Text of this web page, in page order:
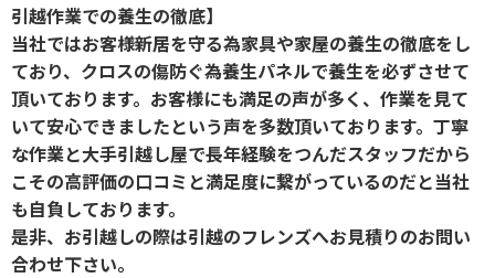
引越作業での養生の徹底】
当社ではお客様新居を守る為家具や家屋の養生の徹底をし
ており、クロスの傷防ぐ為養生パネルで養生を必ずさせて
頂いております。お客様にも満足の声が多く、作業を見て
いて安心できましたという声を多数頂いております。丁寧
な作業と大手引越し屋で長年経験をつんだスタッフだから
こその高評価の口コミと満足度に繋がっているのだと当社
も自負しております。
是非、お引越しの際は引越のフレンズへお見積りのお問い
合わせ下さい。